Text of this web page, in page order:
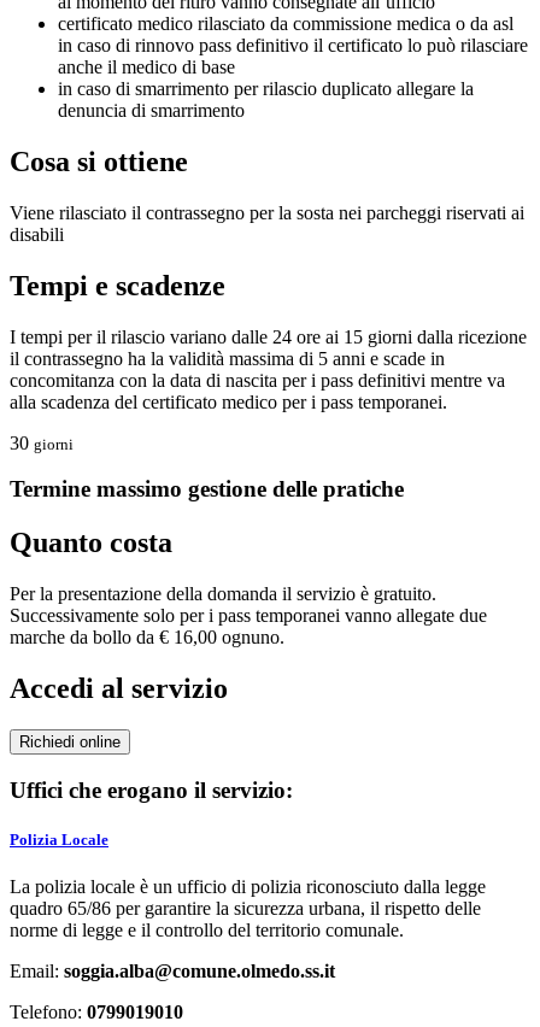
certificato medico rilasciato da commissione medica o da asl
in caso di rinnovo pass definitivo il certificato lo può rilasciare
anche il medico di base
in caso di smarrimento per rilascio duplicato allegare la
denuncia di smarrimento
Cosa si ottiene
Viene rilasciato il contrassegno per la sosta nei parcheggi riservati ai
disabili
Tempi e scadenze
I tempi per il rilascio variano dalle 24 ore ai 15 giorni dalla ricezione
il contrassegno ha la validità massima di 5 anni e scade in
concomitanza con la data di nascita per i pass definitivi mentre va
alla scadenza del certificato medico per i pass temporanei.
30 giorni
Termine massimo gestione delle pratiche
Quanto costa
Per la presentazione della domanda il servizio è gratuito.
Successivamente solo per i pass temporanei vanno allegate due
marche da bollo da € 16,00 ognuno.
Accedi al servizio
Richiedi online
Uffici che erogano il servizio:
Polizia Locale
La polizia locale è un ufficio di polizia riconosciuto dalla legge
quadro 65/86 per garantire la sicurezza urbana, il rispetto delle
norme di legge e il controllo del territorio comunale.
Email: soggia.alba@comune.olmedo.ss.it
Telefono: 0799019010